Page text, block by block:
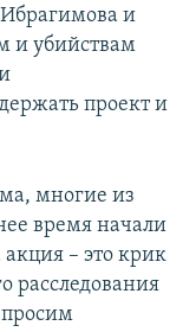
и
и убийствам
проект и
многие из
время начали
– это крик
расследования